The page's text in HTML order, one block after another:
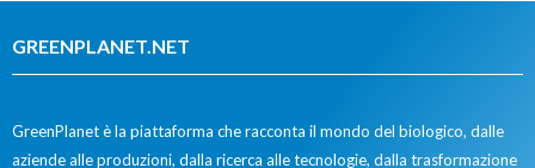
GREENPLANET.NET
GreenPlanet è la piattaforma che racconta il mondo del biologico, dalle
aziende alle produzioni, dalla ricerca alle tecnologie, dalla trasformazione